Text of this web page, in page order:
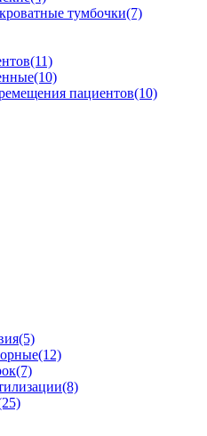
тумбочки(7)
(11)
(10)
пациентов(10)
(5)
(12)
(7)
(8)